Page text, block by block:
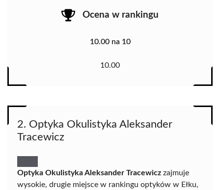
Ocena w rankingu
10.00 na 10
10.00
2. Optyka Okulistyka Aleksander
Tracewicz
Optyka Okulistyka Aleksander Tracewicz zajmuje
wysokie, drugie miejsce w rankingu optyków w Ełku,